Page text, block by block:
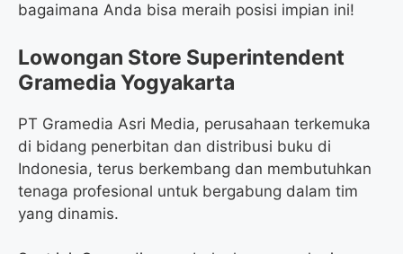
bagaimana Anda bisa meraih posisi impian ini!
Lowongan Store Superintendent
Gramedia Yogyakarta
PT Gramedia Asri Media, perusahaan terkemuka
di bidang penerbitan dan distribusi buku di
Indonesia, terus berkembang dan membutuhkan
tenaga profesional untuk bergabung dalam tim
yang dinamis.